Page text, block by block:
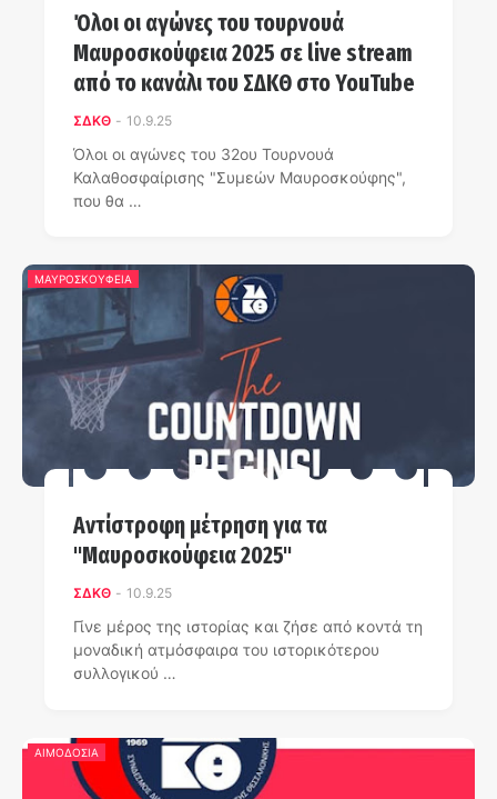
Όλοι οι αγώνες του τουρνουά
Μαυροσκούφεια 2025 σε live stream
από το κανάλι του ΣΔΚΘ στο YouTube
ΣΔΚΘ - 10.9.25
Όλοι οι αγώνες του 32ου Τουρνουά
Καλαθοσφαίρισης "Συμεών Μαυροσκούφης",
που θα …
ΜΑΥΡΟΣΚΟΥΦΕΙΑ
Αντίστροφη μέτρηση για τα
"Μαυροσκούφεια 2025"
ΣΔΚΘ - 10.9.25
Γίνε μέρος της ιστορίας και ζήσε από κοντά τη
μοναδική ατμόσφαιρα του ιστορικότερου
συλλογικού …
ΑΙΜΟΔΟΣΙΑ